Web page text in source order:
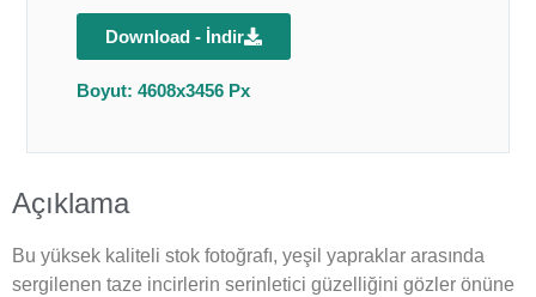
Download - İndir
Boyut: 4608x3456 Px
Açıklama
Bu yüksek kaliteli stok fotoğrafı, yeşil yapraklar arasında
sergilenen taze incirlerin serinletici güzelliğini gözler önüne